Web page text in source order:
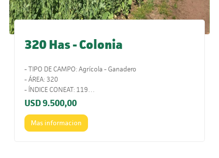
320 Has - Colonia
- TIPO DE CAMPO: Agrícola - Ganadero
- ÁREA: 320
- ÍNDICE CONEAT: 119
- UBICACIÓN: Ruta 2.
- COMENTARIOS: Muy cerca de los puertos y con alto
porcentaje agrícola. Campo de alta productividad.
USD9.500,00
Mas informacion